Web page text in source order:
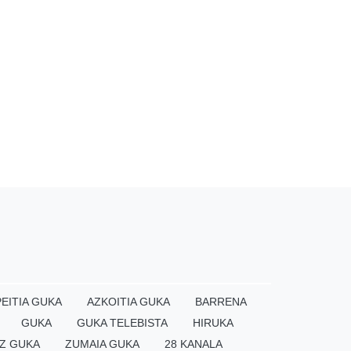
GUKA AZKOITIA GUKA
BARRENA
GUKA
GUKA TELEBISTA
HIRUKA
GUKA
ZUMAIA GUKA 28 KANALA